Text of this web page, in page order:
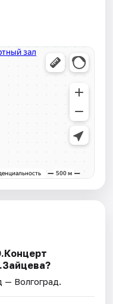
— Волгоград.